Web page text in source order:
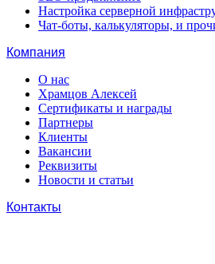
Настройка серверной
Чат-боты, калькуляторы, и
Компания
О нас
Храмцов Алексей
Сертификаты и награды
Партнеры
Клиенты
Вакансии
Реквизиты
Новости и статьи
Контакты